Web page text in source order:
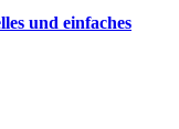
und einfaches